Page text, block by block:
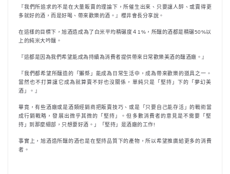
『我們所追求的不是在大量販賣的理論下，所催生出來、只要讓人醉、或賣得更
多就好的酒，而是好喝、帶來歡樂的酒。』櫻井會長分享說。
在這樣的目標下，旭酒造成為了白米平均精碾度４1%，所釀的酒都是精碾50%以
上的純米大吟釀。
『這都是因為我們希望能成為持續為消費者提供帶來日常歡樂美酒的釀酒廠。』
『我們都希望所釀造的「獺祭」能成為日常生活中，成為帶來歡樂的道具之一。
當然也不打算讓它成為就算賣不好也沒關係，單純只是「堅持」下的「夢幻美
酒」。』
畢竟，有些酒廠或是酒類經銷商把販賣技巧、或是「只要自己能存活」的戰術當
成行銷戰略，發展出微乎其微的「堅持」。但多數消費者的意見是不需要「堅
持」到那麼細部，只想要好酒。」「堅持」是酒廠的工作!
事實上，旭酒造所釀的酒也是在堅持品質下的產物，所以希望推廣給更多的消費
者。